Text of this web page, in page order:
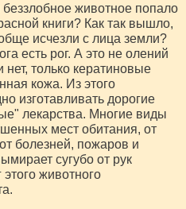
животное попало
книги? Как так вышло,
исчезли с лица земли?
есть рог. А это не олений
нет, только кератиновые
кожа. Из этого
изготавливать дорогие
лекарства. Многие виды
мест обитания, от
болезней, пожаров и
сугубо от рук
этого животного